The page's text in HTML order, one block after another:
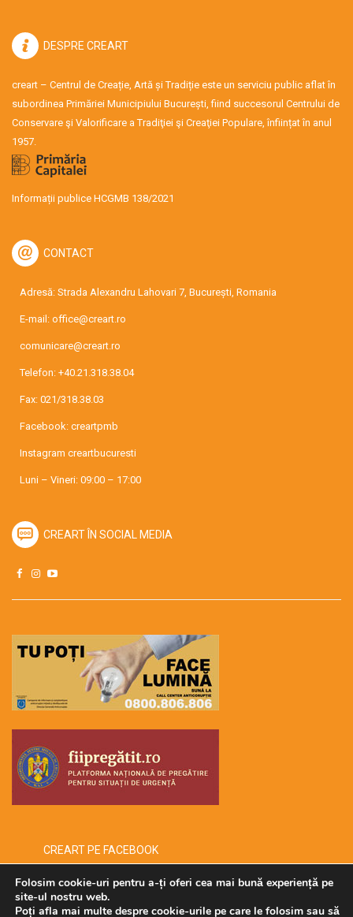
DESPRE CREART
creart – Centrul de Creație, Artă și Tradiție este un serviciu public aflat în
subordinea Primăriei Municipiului București, fiind succesorul Centrului de
Conservare şi Valorificare a Tradiţiei şi Creaţiei Populare, înființat în anul
1957.
Informații publice HCGMB 138/2021
CONTACT
Adresă: Strada Alexandru Lahovari 7, București, Romania
E-mail: office@creart.ro
comunicare@creart.ro
Telefon: +40.21.318.38.04
Fax: 021/318.38.03
Facebook: creartpmb
Instagram creartbucuresti
Luni – Vineri: 09:00 – 17:00
CREART ÎN SOCIAL MEDIA
CREART PE FACEBOOK
Folosim cookie-uri pentru a-ți oferi cea mai bună experiență pe
site-ul nostru web.
Poți afla mai multe despre cookie-urile pe care le folosim sau să